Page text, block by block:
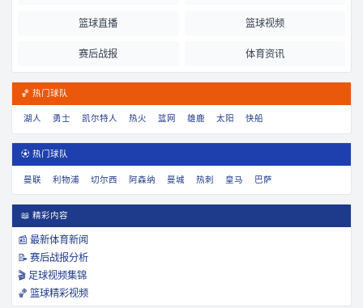
篮球直播 篮球视频
赛后战报 体育资讯
🏀 热门球队
湖人 勇士 凯尔特人 热火 篮网 雄鹿 太阳 快船
⚽ 热门球队
曼联 利物浦 切尔西 阿森纳 曼城 热刺 皇马 巴萨
📖 精彩内容
📰 最新体育新闻
📝 赛后战报分析
🎬 足球视频集锦
🏀 篮球精彩视频